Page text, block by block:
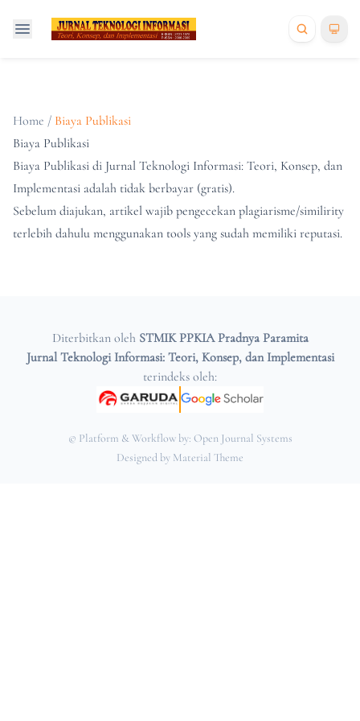
Home / Biaya Publikasi
Biaya Publikasi
Biaya Publikasi di Jurnal Teknologi Informasi: Teori, Konsep, dan
Implementasi adalah tidak berbayar (gratis).
Sebelum diajukan, artikel wajib pengecekan plagiarisme/similirity
terlebih dahulu menggunakan tools yang sudah memiliki reputasi.
Diterbitkan oleh STMIK PPKIA Pradnya Paramita
Jurnal Teknologi Informasi: Teori, Konsep, dan Implementasi
terindeks oleh:
© Platform & Workflow by: Open Journal Systems
Designed by Material Theme